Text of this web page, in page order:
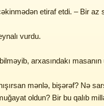
etiraf etdi. – Bir
vurdu.
arxasındakı
mənlə, bişərəf? Nə
oldun? Bir bu qalıb